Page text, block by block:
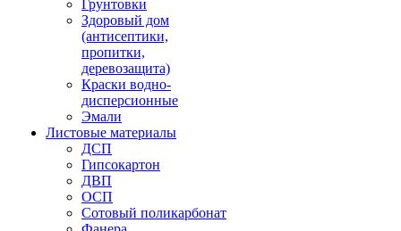
Грунтовки
Здоровый дом
(антисептики,
пропитки,
деревозащита)
Краски водно-
дисперсионные
Эмали
Листовые материалы
ДСП
Гипсокартон
ДВП
ОСП
Сотовый поликарбонат